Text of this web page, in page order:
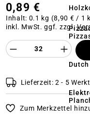
Dutch
0,89 €
Inhalt: 0.1 kg (8,90 € / 1
inkl. MwSt. ggf. zzgl.
Produkt Anzahl
Lieferzeit: 2 - 5
Zum Merkzettel